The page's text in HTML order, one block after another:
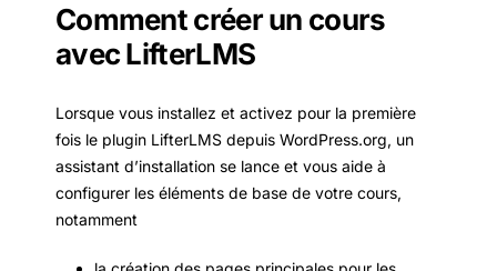
Comment créer un cours
avec LifterLMS
Lorsque vous installez et activez pour la première
fois le plugin LifterLMS depuis WordPress.org, un
assistant d’installation se lance et vous aide à
configurer les éléments de base de votre cours,
notamment